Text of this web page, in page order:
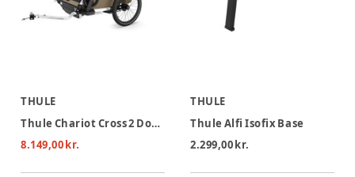
THULE
Thule Chariot Cross 2 Double Cykelvogn - Faded Khaki
8.149,00 kr.
THULE
Thule Alfi Isofix Base
2.299,00 kr.